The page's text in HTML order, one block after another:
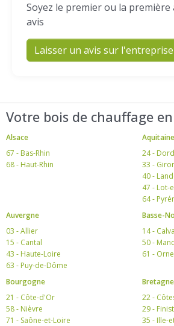
Soyez le premier ou la
avis
Laisser un avis sur l'entreprise
Votre bois de chauffage
Alsace
67 - Bas-Rhin
68 - Haut-Rhin
Aquitaine
24 -
33 -
40 -
47 - Lot-
64 -
Auvergne
03 - Allier
15 - Cantal
43 - Haute-Loire
63 - Puy-de-Dôme
Basse-
14 -
50 -
61 - Orne
Bourgogne
21 - Côte-d'Or
58 - Nièvre
71 - Saône-et-Loire
Bretagne
22 -
29 -
35 - Ille-